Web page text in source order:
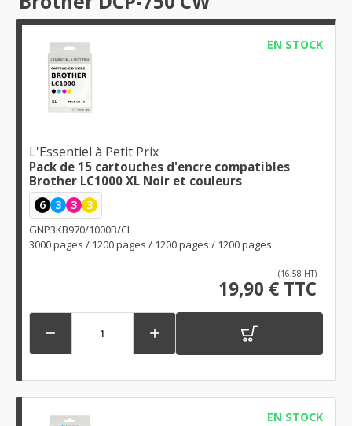
EN STOCK
L'Essentiel à Petit Prix
Pack de 15 cartouches d'encre compatibles
Brother LC1000 XL Noir et couleurs
6 3 3 3
GNP3KB970/1000B/CL
3000 pages / 1200 pages / 1200 pages / 1200 pages
(16,58 HT)
19,90 € TTC
 
EN STOCK